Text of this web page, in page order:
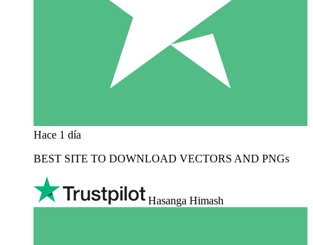
Hace 1 día
BEST SITE TO DOWNLOAD VECTORS AND PNGs
Hasanga Himash